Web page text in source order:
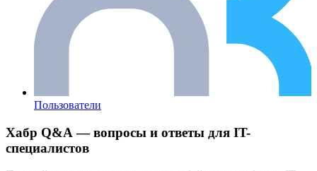
Пользователи
Хабр Q&A — вопросы и ответы для IT-
специалистов